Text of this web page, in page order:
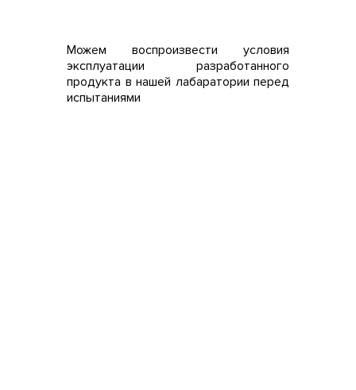
Можем воспроизвести условия
эксплуатации разработанного
продукта в нашей лабаратории перед
испытаниями